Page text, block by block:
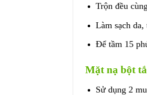
Trộn đều
Làm sạch
Để tầm 15
Mặt nạ bột
Sử dụng 2